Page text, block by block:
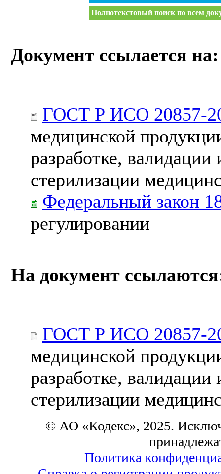
Полнотекстовый поиск по всем
Документ ссылается на:
ГОСТ Р ИСО 20857-
медицинской
разработке,
стерилизации
Федеральный закон
регулировании
На документ
ГОСТ Р ИСО 20857-
медицинской
разработке,
стерилизации
© АО «Кодекс», 2025.
Политика